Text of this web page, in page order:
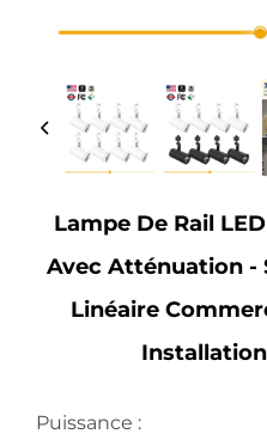
Lampe De Rail
Avec Atténuation -
Linéaire
Puissance :